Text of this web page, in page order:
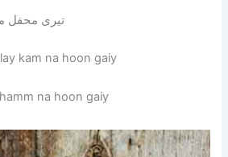
تیری محفل
kam na hoon gaiy
na hoon gaiy